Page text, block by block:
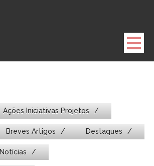
Ações Iniciativas Projetos
Breves Artigos Destaques
Notícias